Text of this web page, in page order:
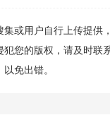
集或用户自行上传提
您的版权，请及时联
免出错。